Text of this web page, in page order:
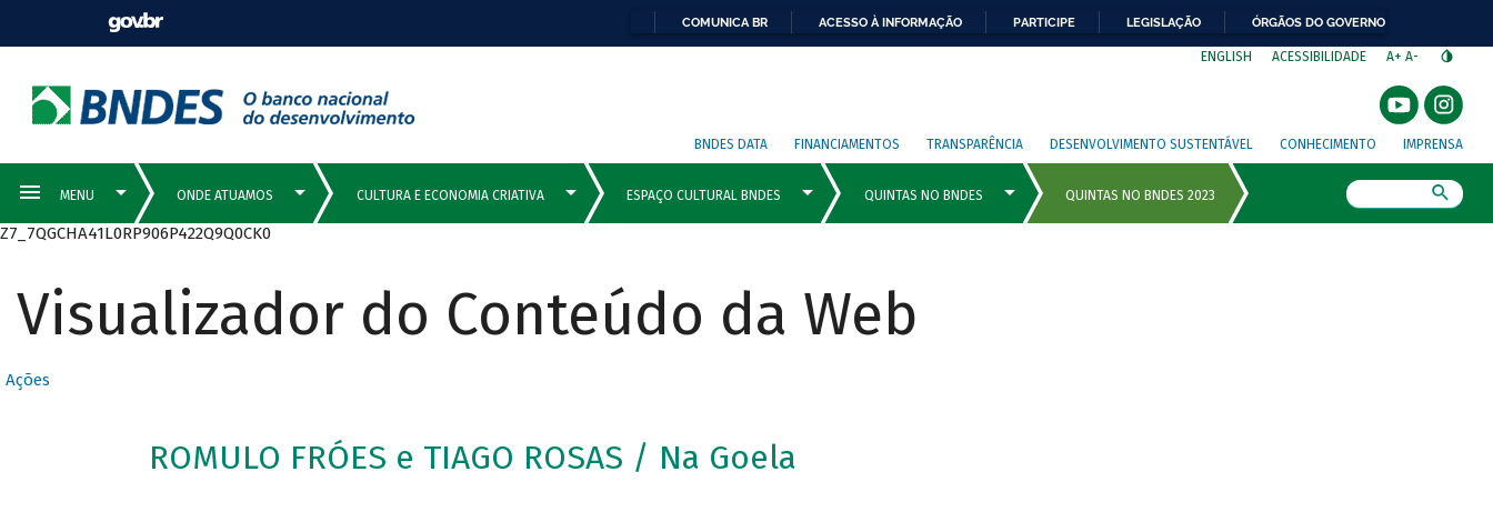
COMUNICA BR ACESSO À INFORMAÇÃO PARTICIPE LEGISLAÇÃO ÓRGÃOS DO GOVERNO
ENGLISH ACESSIBILIDADE A+ A-
BNDES DATA FINANCIAMENTOS TRANSPARÊNCIA DESENVOLVIMENTO SUSTENTÁVEL CONHECIMENTO IMPRENSA
Z7_7QGCHA41L0RP906P422Q9Q0CK0
Visualizador do Conteúdo da Web
Ações
ROMULO FRÓES e TIAGO ROSAS / Na Goela